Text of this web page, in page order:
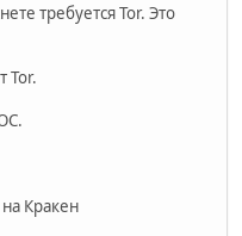
требуется Tor. Это
Tor.
Кракен